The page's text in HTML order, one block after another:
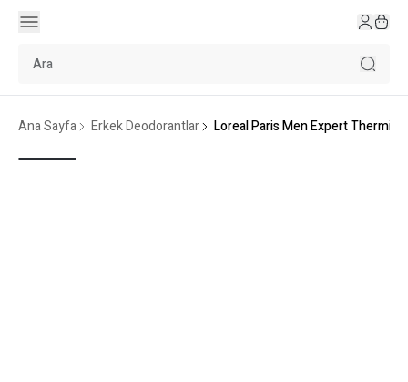
Ana Sayfa Erkek Deodorantlar Loreal Paris Men Expert Thermic